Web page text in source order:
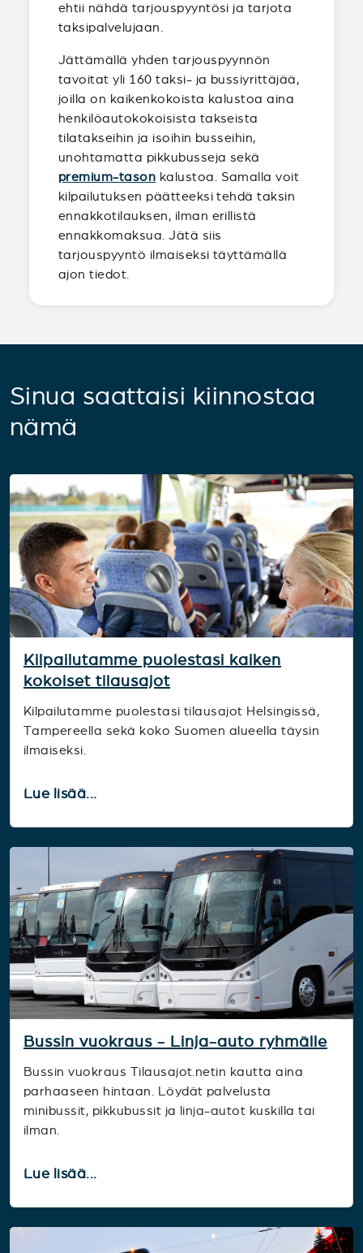
ehtii nähdä tarjouspyyntösi ja tarjota
taksipalvelujaan.
Jättämällä yhden tarjouspyynnön
tavoitat yli 160 taksi- ja bussiyrittäjää,
joilla on kaikenkokoista kalustoa aina
henkilöautokokoisista takseista
tilatakseihin ja isoihin busseihin,
unohtamatta pikkubusseja sekä
premium-tason kalustoa. Samalla voit
kilpailutuksen päätteeksi tehdä taksin
ennakkotilauksen, ilman erillistä
ennakkomaksua. Jätä siis
tarjouspyyntö ilmaiseksi täyttämällä
ajon tiedot.
Sinua saattaisi kiinnostaa
nämä
Kilpailutamme puolestasi kaiken
kokoiset tilausajot
Kilpailutamme puolestasi tilausajot Helsingissä,
Tampereella sekä koko Suomen alueella täysin
ilmaiseksi.
Lue lisää...
Bussin vuokraus - Linja-auto ryhmälle
Bussin vuokraus Tilausajot.netin kautta aina
parhaaseen hintaan. Löydät palvelusta
minibussit, pikkubussit ja linja-autot kuskilla tai
ilman.
Lue lisää...